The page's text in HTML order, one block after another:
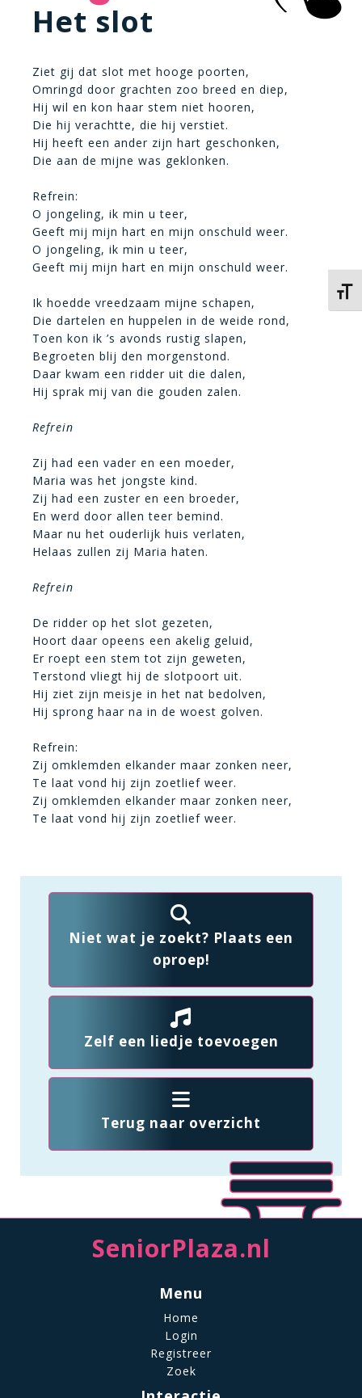
Het slot
Ziet gij dat slot met hooge poorten,
Omringd door grachten zoo breed en diep,
Hij wil en kon haar stem niet hooren,
Die hij verachtte, die hij verstiet.
Hij heeft een ander zijn hart geschonken,
Die aan de mijne was geklonken.
Refrein:
O jongeling, ik min u teer,
Geeft mij mijn hart en mijn onschuld weer.
O jongeling, ik min u teer,
Geeft mij mijn hart en mijn onschuld weer.
Ik hoedde vreedzaam mijne schapen,
Die dartelen en huppelen in de weide rond,
Toen kon ik ’s avonds rustig slapen,
Begroeten blij den morgenstond.
Daar kwam een ridder uit die dalen,
Hij sprak mij van die gouden zalen.
Refrein
Zij had een vader en een moeder,
Maria was het jongste kind.
Zij had een zuster en een broeder,
En werd door allen teer bemind.
Maar nu het ouderlijk huis verlaten,
Helaas zullen zij Maria haten.
Refrein
De ridder op het slot gezeten,
Hoort daar opeens een akelig geluid,
Er roept een stem tot zijn geweten,
Terstond vliegt hij de slotpoort uit.
Hij ziet zijn meisje in het nat bedolven,
Hij sprong haar na in de woest golven.
Refrein:
Zij omklemden elkander maar zonken neer,
Te laat vond hij zijn zoetlief weer.
Zij omklemden elkander maar zonken neer,
Te laat vond hij zijn zoetlief weer.
Niet wat je zoekt? Plaats een
oproep!
Zelf een liedje toevoegen
Terug naar overzicht
SeniorPlaza.nl
Menu
Home
Login
Registreer
Zoek